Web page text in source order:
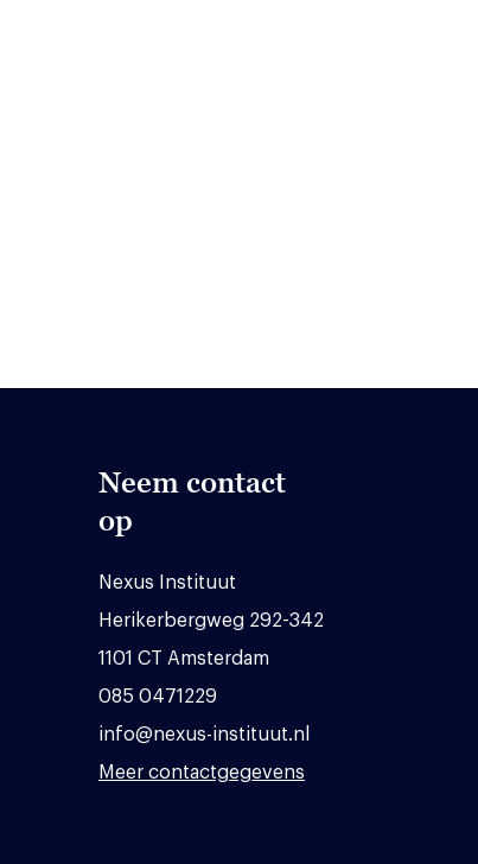
Neem contact
op
Nexus Instituut
Herikerbergweg 292-342
1101 CT Amsterdam
085 0471229
info@nexus-instituut.nl
Meer contactgegevens